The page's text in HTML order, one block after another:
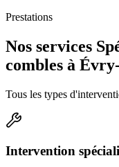
Prestations
Nos services
combles à
Tous les types
Intervention